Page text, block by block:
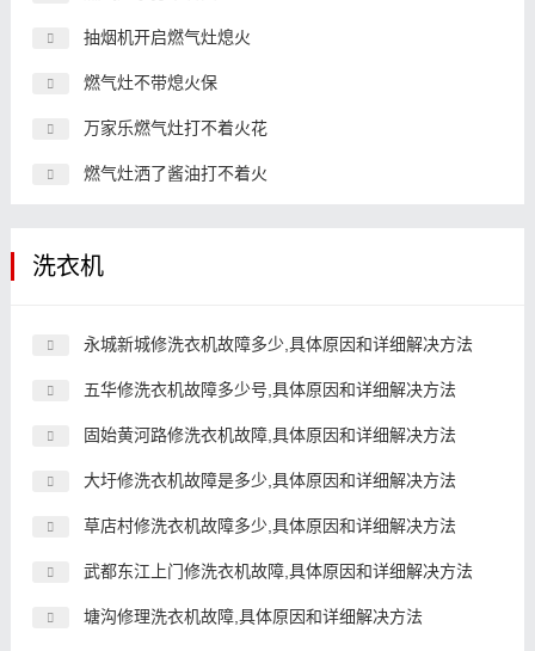
抽烟机开启燃气灶熄火
燃气灶不带熄火保
万家乐燃气灶打不着火花
燃气灶洒了酱油打不着火
洗衣机
永城新城修洗衣机故障多少,具体原因和详细解决方法
五华修洗衣机故障多少号,具体原因和详细解决方法
固始黄河路修洗衣机故障,具体原因和详细解决方法
大圩修洗衣机故障是多少,具体原因和详细解决方法
草店村修洗衣机故障多少,具体原因和详细解决方法
武都东江上门修洗衣机故障,具体原因和详细解决方法
塘沟修理洗衣机故障,具体原因和详细解决方法